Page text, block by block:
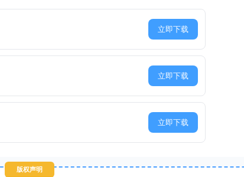
立即下载
立即下载
立即下载
版权声明